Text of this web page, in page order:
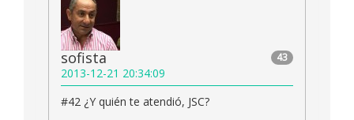
43
sofista
2013-12-21 20:34:09
#42 ¿Y quién te atendió, JSC?